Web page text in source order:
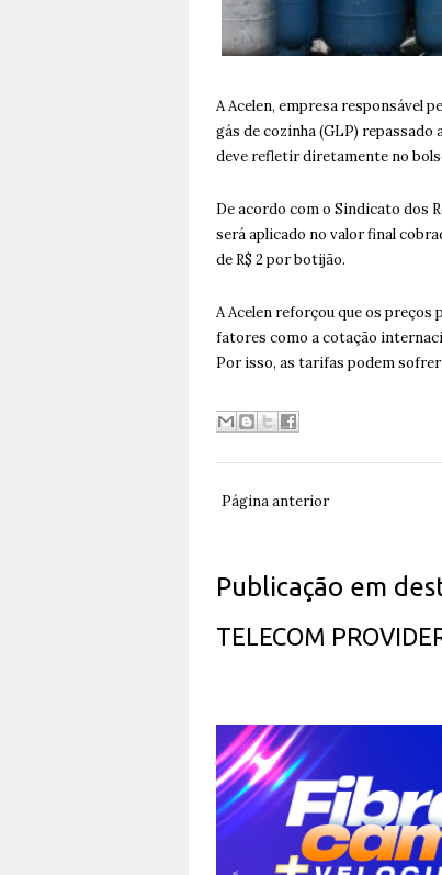
A Acelen, empresa responsável
gás de cozinha (GLP) repassado
deve refletir diretamente no
De acordo com o Sindicato dos
será aplicado no valor final
de R$ 2 por botijão.
A Acelen reforçou que os
fatores como a cotação
Por isso, as tarifas podem
Página anterior
Publicação em
TELECOM